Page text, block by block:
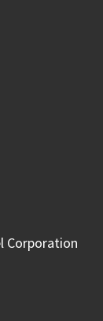
Corporation